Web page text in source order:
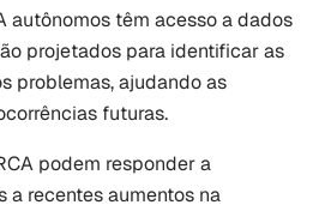
autônomos têm acesso a dados
projetados para identificar as
problemas, ajudando as
futuras.
podem responder a
a recentes aumentos na